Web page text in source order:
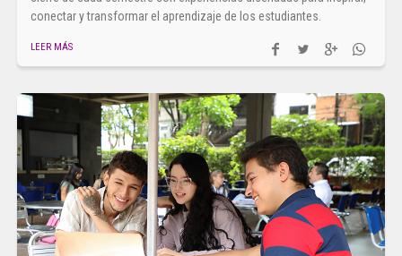
conectar y transformar el aprendizaje de los estudiantes.
LEER MÁS